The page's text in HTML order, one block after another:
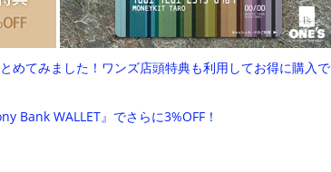
めてみました！ワンズ店頭特典も利用してお得に購入で
Bank WALLET』でさらに3%OFF！